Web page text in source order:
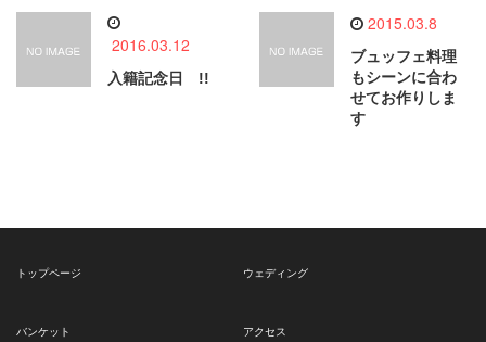
2016.03.12
入籍記念日 !!
2015.03.8
ブュッフェ料理
もシーンに合わ
せてお作りしま
す
トップページ ウェディング
バンケット アクセス